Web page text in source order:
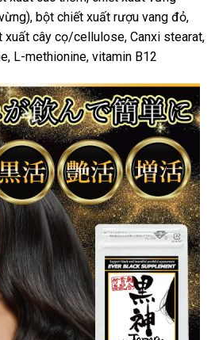
bột chiết xuất rượu vang đỏ,
xuất cây cọ/cellulose, Canxi stearat,
L-methionine, vitamin B12